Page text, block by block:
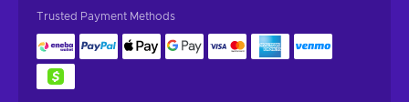
Trusted Payment Methods